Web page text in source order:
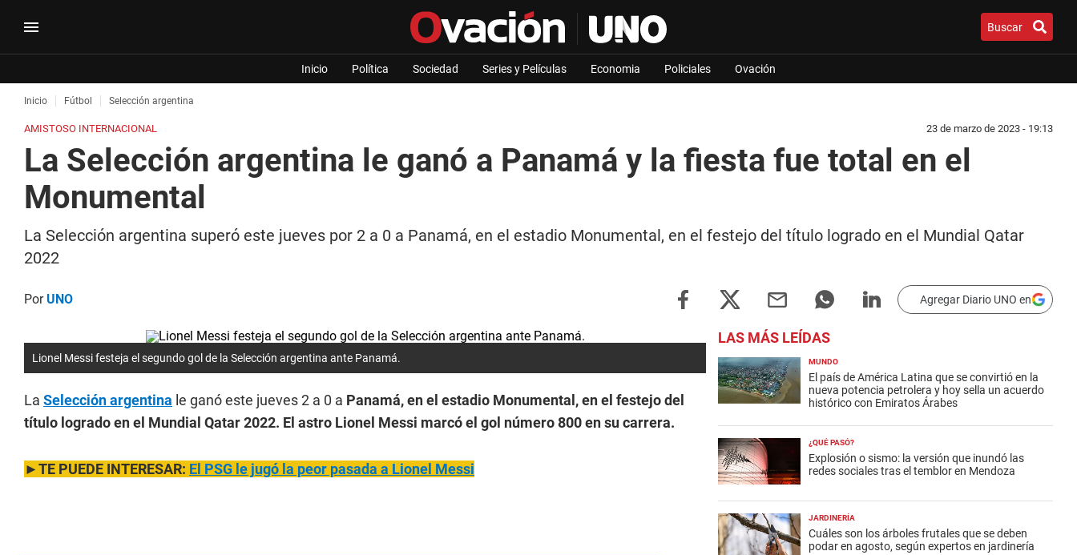
Buscar
Inicio Política Sociedad Series y Películas Economia Policiales Ovación
Inicio Fútbol Selección argentina
AMISTOSO INTERNACIONAL 23 de marzo de 2023 - 19:13
La Selección argentina le ganó a Panamá y la fiesta fue total en el
Monumental
La Selección argentina superó este jueves por 2 a 0 a Panamá, en el estadio Monumental, en el festejo del título logrado en el Mundial Qatar
2022
PorUNO Agregar Diario UNO en
Lionel Messi festeja el segundo gol de la Selección argentina ante Panamá.
La Selección argentina le ganó este jueves 2 a 0 a Panamá, en el estadio Monumental, en el festejo del
título logrado en el Mundial Qatar 2022. El astro Lionel Messi marcó el gol número 800 en su carrera.
►TE PUEDE INTERESAR: El PSG le jugó la peor pasada a Lionel Messi
LAS MÁS LEÍDAS
MUNDO
El país de América Latina que se convirtió en la
nueva potencia petrolera y hoy sella un acuerdo
histórico con Emiratos Árabes
¿QUÉ PASÓ?
Explosión o sismo: la versión que inundó las
redes sociales tras el temblor en Mendoza
JARDINERÍA
Cuáles son los árboles frutales que se deben
podar en agosto, según expertos en jardinería